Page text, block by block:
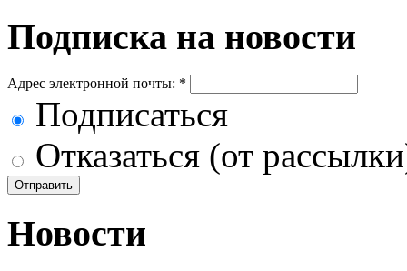
Подписка на новости
Адрес электронной почты: *
Подписаться
Отказаться (от
Новости